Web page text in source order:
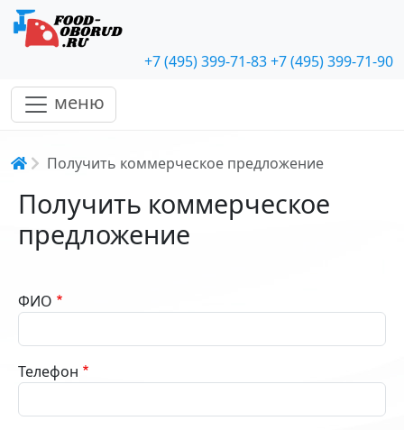
+7 (495) 399-71-83+7 (495) 399-71-90
меню
Строка навигации
Получить коммерческое предложение
Получить коммерческое
предложение
ФИО
Телефон